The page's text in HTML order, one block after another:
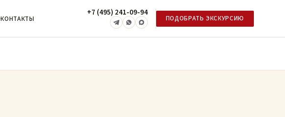
КОНТАКТЫ
+7 (495) 241-09-94
ПОДОБРАТЬ ЭКСКУРСИЮ